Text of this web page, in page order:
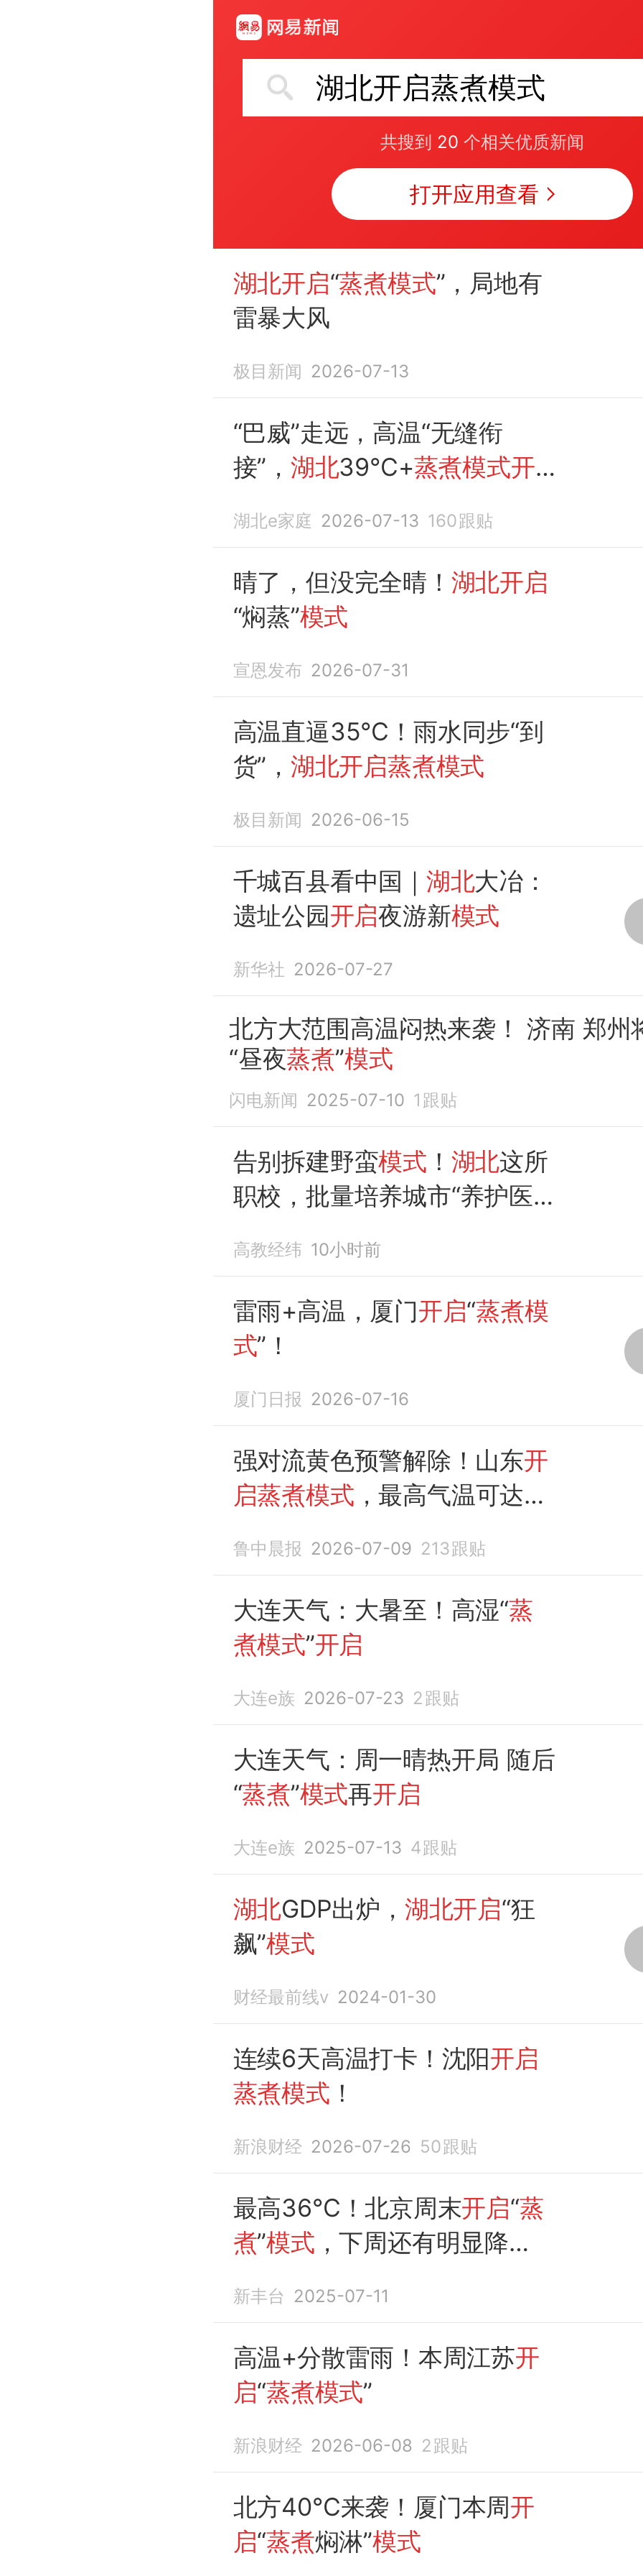
湖北开启蒸煮模式
共搜到 20 个相关优质新闻
打开应用查看
湖北开启“蒸煮模式”，局地有
雷暴大风
极目新闻 2026-07-13
“巴威”走远，高温“无缝衔
接”， 湖北39℃+蒸煮模式开
大风
湖北e家庭 2026-07-13 160跟贴
晴了，但没完全晴！ 湖北开启
“焖蒸”模式
宣恩发布 2026-07-31
高温直逼35℃！雨水同步“到
货”， 湖北开启蒸煮模式
极目新闻 2026-06-15
千城百县看中国｜ 湖北大冶：
遗址公园开启夜游新模式
新华社 2026-07-27
北方大范围高温闷热来袭！ 济南 郑州
“昼夜蒸煮”模式
闪电新闻 2025-07-10 1 跟贴
告别拆建野蛮模式 ！ 湖北这所
职校，批量培养城市“养护医
高教经纬 10小时前
雷雨+高温，厦门开启“蒸煮模
式”！
厦门日报 2026-07-16
强对流黄色预警解除！山东开
启蒸煮模式 ，最高气温可达
鲁中晨报 2026-07-09 213跟贴
大连天气：大暑至！高湿“蒸
煮模式”开启
大连e族 2026-07-23 2 跟贴
大连天气：周一晴热开局 随后
“蒸煮”模式再开启
大连e族 2025-07-13 4跟贴
湖北GDP出炉， 湖北开启“狂
飙”模式
财经最前线v 2024-01-30
连续6天高温打卡！沈阳开启
蒸煮模式 ！
新浪财经 2026-07-26 50跟贴
最高36℃！北京周末开启“蒸
煮”模式 ，下周还有明显降
新丰台 2025-07-11
高温+分散雷雨！本周江苏开
启“蒸煮模式”
新浪财经 2026-06-08 2 跟贴
北方40℃来袭！厦门本周开
启“蒸煮焖淋”模式